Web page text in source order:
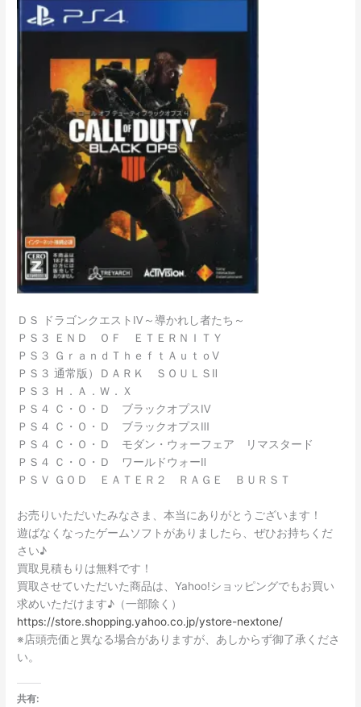
ＤＳ ドラゴンクエストⅣ～導かれし者たち～
ＰＳ３ ＥＮＤ ＯＦ ＥＴＥＲＮＩＴＹ
ＰＳ３ ＧｒａｎｄＴｈｅｆｔＡｕｔｏⅤ
ＰＳ３ 通常版）ＤＡＲＫ ＳＯＵＬＳⅡ
ＰＳ３ Ｈ．Ａ．Ｗ．Ｘ
ＰＳ４ Ｃ・Ｏ・Ｄ ブラックオプスⅣ
ＰＳ４ Ｃ・Ｏ・Ｄ ブラックオプスⅢ
ＰＳ４ Ｃ・Ｏ・Ｄ モダン・ウォーフェア リマスタード
ＰＳ４ Ｃ・Ｏ・Ｄ ワールドウォーⅡ
ＰＳＶ ＧＯＤ ＥＡＴＥＲ２ ＲＡＧＥ ＢＵＲＳＴ
お売りいただいたみなさま、本当にありがとうございます！
遊ばなくなったゲームソフトがありましたら、ぜひお持ちくだ
さい♪
買取見積もりは無料です！
買取させていただいた商品は、Yahoo!ショッピングでもお買い
求めいただけます♪（一部除く）
https://store.shopping.yahoo.co.jp/ystore-nextone/
※店頭売価と異なる場合がありますが、あしからず御了承くださ
い。
共有: